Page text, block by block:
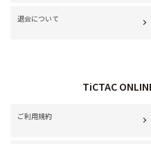
退会について
TiCTAC
ご利用規約